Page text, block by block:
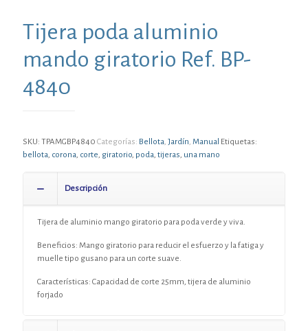
Tijera poda aluminio
mando giratorio Ref. BP-
4840
SKU: TPAMGBP4840 Categorías: Bellota, Jardín, Manual Etiquetas:
bellota, corona, corte, giratorio, poda, tijeras, una mano
Descripción
Tijera de aluminio mango giratorio para poda verde y viva.
Beneficios: Mango giratorio para reducir el esfuerzo y la fatiga y
muelle tipo gusano para un corte suave.
Características: Capacidad de corte 25mm, tijera de aluminio
forjado